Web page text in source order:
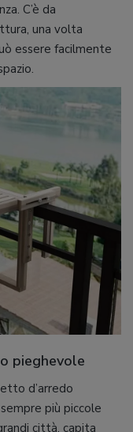
C’è da
una volta
essere facilmente
pieghevole
d’arredo
più piccole
città, capita